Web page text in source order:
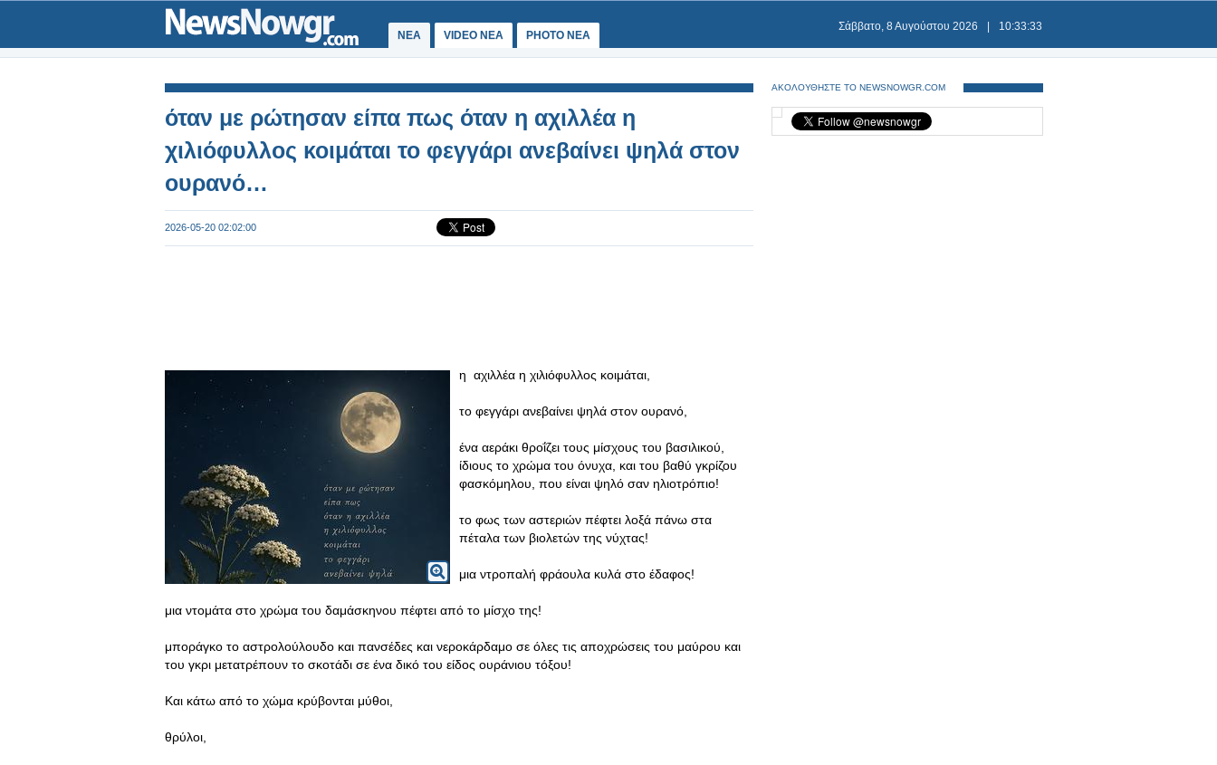
ΝΕΑ VIDEO NEA PHOTO NEA
Σάββατο, 8 Αυγούστου 2026 10:33:33
όταν με ρώτησαν είπα πως όταν η αχιλλέα η
χιλιόφυλλος κοιμάται το φεγγάρι ανεβαίνει ψηλά στον
ουρανό…
2026-05-20 02:02:00
η αχιλλέα η χιλιόφυλλος κοιμάται,
το φεγγάρι ανεβαίνει ψηλά στον ουρανό,
ένα αεράκι θροΐζει τους μίσχους του βασιλικού,
ίδιους το χρώμα του όνυχα, και του βαθύ γκρίζου
φασκόμηλου, που είναι ψηλό σαν ηλιοτρόπιο!
το φως των αστεριών πέφτει λοξά πάνω στα
πέταλα των βιολετών της νύχτας!
μια ντροπαλή φράουλα κυλά στο έδαφος!
μια ντομάτα στο χρώμα του δαμάσκηνου πέφτει από το μίσχο της!
μποράγκο το αστρολούλουδο και πανσέδες και νεροκάρδαμο σε όλες τις αποχρώσεις του μαύρου και
του γκρι μετατρέπουν το σκοτάδι σε ένα δικό του είδος ουράνιου τόξου!
Και κάτω από το χώμα κρύβονται μύθοι,
θρύλοι,
ΑΚΟΛΟΥΘΗΣΤΕ ΤΟ NEWSNOWGR.COM